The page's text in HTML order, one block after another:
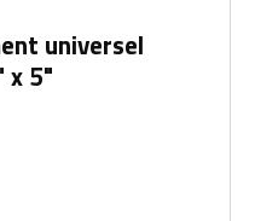
universel
x 5"